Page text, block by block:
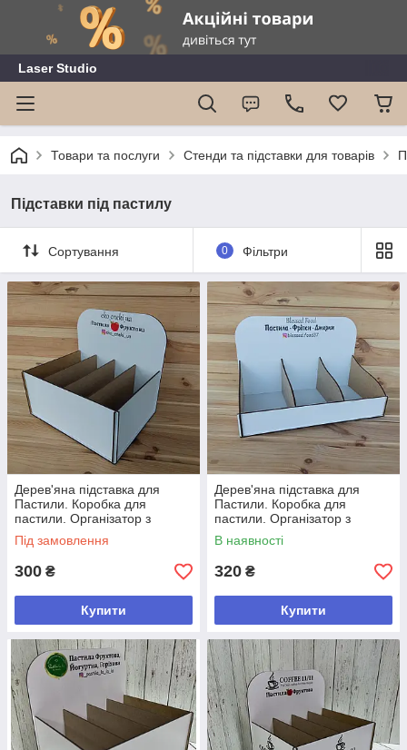
Laser Studio
Товари та послуги Стенди та підставки для товарів
Підставки під пастилу
Сортування 0 Фільтри
Дерев'яна підставка для
Пастили. Коробка для
пастили. Організатор з
логотипом. Стенд для
пастили
Під замовлення
300 ₴
Купити
Дерев'яна підставка для
Пастили. Коробка для
пастили. Організатор з
логотипом. Стенд для
пастили
В наявності
320 ₴
Купити